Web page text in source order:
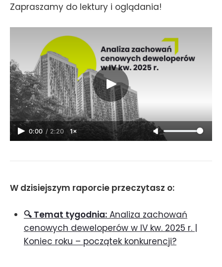
Zapraszamy do lektury i oglądania!
0:00 / 2:20 1×
W dzisiejszym raporcie przeczytasz o:
🔍 Temat tygodnia: Analiza zachowań
cenowych deweloperów w IV kw. 2025 r. |
Koniec roku – początek konkurencji?